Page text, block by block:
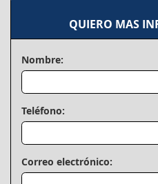
QUIERO MAS
Nombre:
Teléfono:
Correo electrónico: